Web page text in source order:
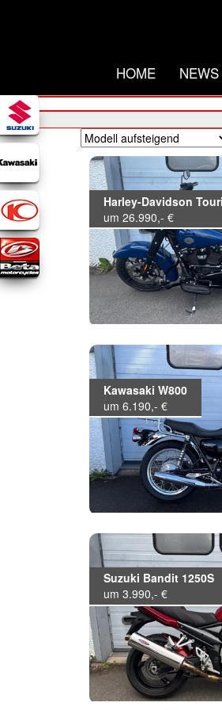
HOME NEWS
Harley-Davidson
um 26.990,- €
Kawasaki W800
um 6.190,- €
Suzuki Bandit 1250S
um 3.990,- €